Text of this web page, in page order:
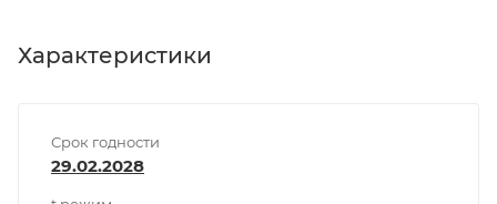
Характеристики
Срок годности
29.02.2028